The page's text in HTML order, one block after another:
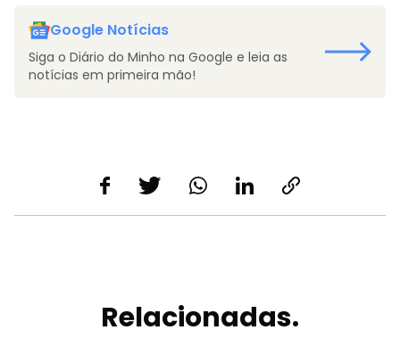
Google Notícias
Siga o Diário do Minho na Google e leia as
notícias em primeira mão!
Relacionadas.